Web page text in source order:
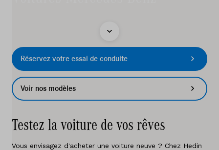
Vergelijken
Services
Réservez votre essai de conduite
Voir nos modèles
Testez la voiture de vos rêves
Vous envisagez d'acheter une voiture neuve ? Chez Hedin